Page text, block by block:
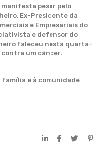
manifesta pesar pelo
Ex-Presidente da
e Empresariais do
e defensor do
faleceu nesta quarta-
contra um câncer.
família e à comunidade